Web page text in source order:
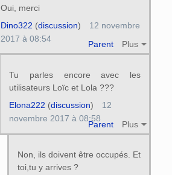
Oui, merci
Parent Plus
Dino322 (discussion)
12 novembre
2017 à 08:54
Tu parles encore avec les
utilisateurs Loïc et Lola ???
Parent Plus
Elona222 (discussion)
12
novembre 2017 à 08:58
Non, ils doivent être occupés. Et
toi,tu y arrives ?